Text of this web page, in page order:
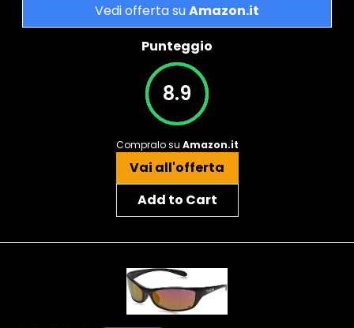
Vedi offerta suAmazon.it
Punteggio
8.9
Compralo su Amazon.it
Vai all'offerta
Add to Cart